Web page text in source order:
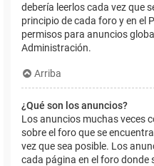
debería leerlos cada vez que
principio de cada foro y en el
permisos para anuncios
Administración.
Arriba
¿Qué son los anuncios?
Los anuncios muchas veces
sobre el foro que se
vez que sea posible. Los
cada página en el foro donde